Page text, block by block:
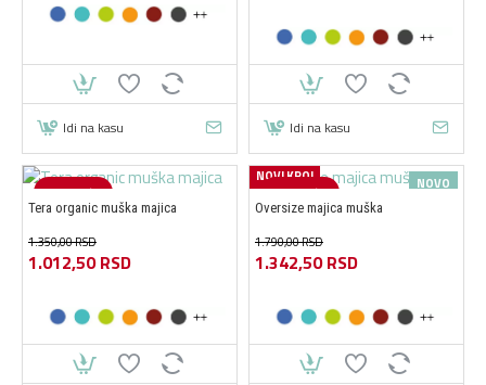
Idi na kasu Idi na kasu
-25 %
Tera organic muška majica
1.012,50 RSD
1.350,00 RSD
NOVO
NOVI KROJ
-25 %
Oversize majica muška
1.342,50 RSD
1.790,00 RSD